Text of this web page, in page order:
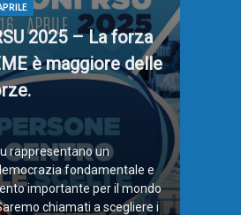
2025 – La forza
è maggiore delle
rappresentano un
fondamentale e
importante per il mondo
chiamati a scegliere i